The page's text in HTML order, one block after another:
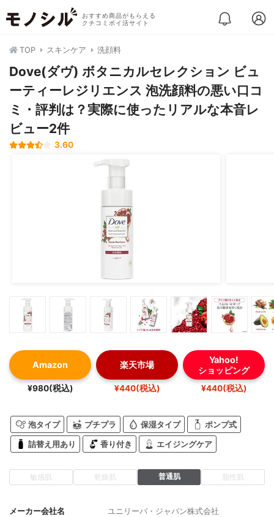
おすすめ商品がもらえる
クチコミポイ活サイト
TOP スキンケア 洗顔料
Dove(ダヴ) ボタニカルセレクション ビュ
ーティーレジリエンス 泡洗顔料の悪い口コ
ミ・評判は？実際に使ったリアルな本音レ
ビュー2件
3.60
Amazon
¥980(税込)
楽天市場
¥440(税込)
Yahoo!
ショッピング
¥440(税込)
泡タイプ プチプラ 保湿タイプ ポンプ式
詰替え用あり 香り付き エイジングケア
敏感肌 乾燥肌 普通肌 脂性肌
メーカー会社名
ユニリーバ・ジャパン株式会社